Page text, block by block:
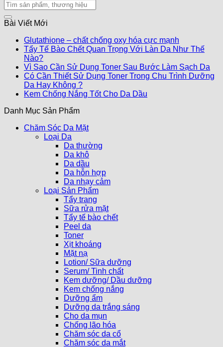
Bài Viết Mới
Glutathione – chất chống oxy hóa cực mạnh
Tẩy Tế Bào Chết Quan Trọng Với Làn Da Như Thế
Nào?
Vì Sao Cần Sử Dụng Toner Sau Bước Làm Sạch Da
Có Cần Thiết Sử Dụng Toner Trong Chu Trình Dưỡng
Da Hay Không ?
Kem Chống Nắng Tốt Cho Da Dầu
Danh Mục Sản Phẩm
Chăm Sóc Da Mặt
Loại Da
Da thường
Da khô
Da dầu
Da hỗn hợp
Da nhạy cảm
Loại Sản Phẩm
Tẩy trang
Sữa rửa mặt
Tẩy tế bào chết
Peel da
Toner
Xịt khoáng
Mặt nạ
Lotion/ Sữa dưỡng
Serum/ Tinh chất
Kem dưỡng/ Dầu dưỡng
Kem chống nắng
Dưỡng ẩm
Dưỡng da trắng sáng
Cho da mụn
Chống lão hóa
Chăm sóc da cổ
Chăm sóc da mắt